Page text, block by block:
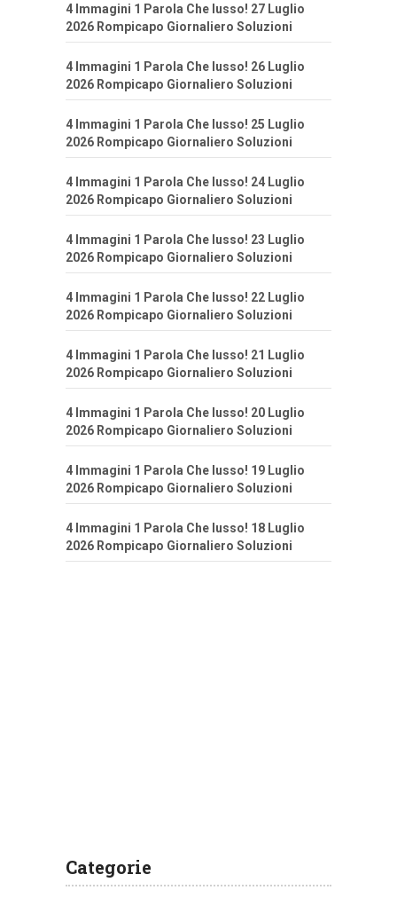
4 Immagini 1 Parola Che lusso! 27 Luglio
2026 Rompicapo Giornaliero Soluzioni
4 Immagini 1 Parola Che lusso! 26 Luglio
2026 Rompicapo Giornaliero Soluzioni
4 Immagini 1 Parola Che lusso! 25 Luglio
2026 Rompicapo Giornaliero Soluzioni
4 Immagini 1 Parola Che lusso! 24 Luglio
2026 Rompicapo Giornaliero Soluzioni
4 Immagini 1 Parola Che lusso! 23 Luglio
2026 Rompicapo Giornaliero Soluzioni
4 Immagini 1 Parola Che lusso! 22 Luglio
2026 Rompicapo Giornaliero Soluzioni
4 Immagini 1 Parola Che lusso! 21 Luglio
2026 Rompicapo Giornaliero Soluzioni
4 Immagini 1 Parola Che lusso! 20 Luglio
2026 Rompicapo Giornaliero Soluzioni
4 Immagini 1 Parola Che lusso! 19 Luglio
2026 Rompicapo Giornaliero Soluzioni
4 Immagini 1 Parola Che lusso! 18 Luglio
2026 Rompicapo Giornaliero Soluzioni
Categorie